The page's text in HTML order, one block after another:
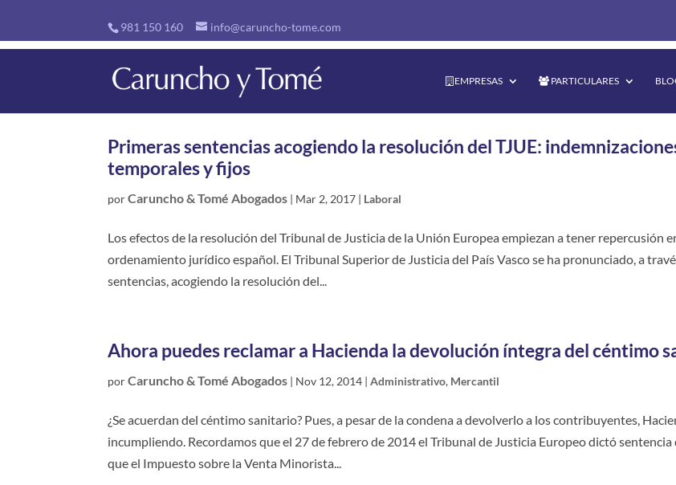
981 150 160 info@caruncho-tome.com
EMPRESAS PARTICULARES
Primeras sentencias acogiendo la resolución del TJUE:
temporales y fijos
porCaruncho & Tomé Abogados | Mar 2, 2017 | Laboral
Los efectos de la resolución del Tribunal de Justicia de la Unión Europea empiezan a tener repercusión
ordenamiento jurídico español. El Tribunal Superior de Justicia del País Vasco se ha pronunciado, a
sentencias, acogiendo la resolución del...
Ahora puedes reclamar a Hacienda la devolución íntegra del céntimo
porCaruncho & Tomé Abogados | Nov 12, 2014 |Administrativo, Mercantil
¿Se acuerdan del céntimo sanitario? Pues, a pesar de la condena a devolverlo a los contribuyentes,
incumpliendo. Recordamos que el 27 de febrero de 2014 el Tribunal de Justicia Europeo dictó
que el Impuesto sobre la Venta Minorista...